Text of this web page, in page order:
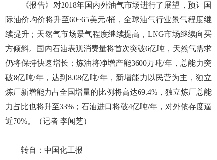
《报告》对2018年国内外油气市场进行了展望，预计国
际油价均价将升至60~65美元/桶，全球油气行业景气程度继
续提升；天然气市场景气程度继续提高，LNG市场继续向买
方倾斜。国内石油表观消费量将首次突破6亿吨，天然气需求
仍将保持快速增长；炼油将净增产能3600万吨/年，总能力突
破8亿吨/年，达到8.08亿吨/年，新增能力以民营为主，独立
炼厂新增能力占全国增量的比例将高达69.4%，独立炼厂总能
力占比也将升至33%；石油进口将破4亿吨/年，对外依存度逼
近70%。（记者 李闻芝）
转自：中国化工报